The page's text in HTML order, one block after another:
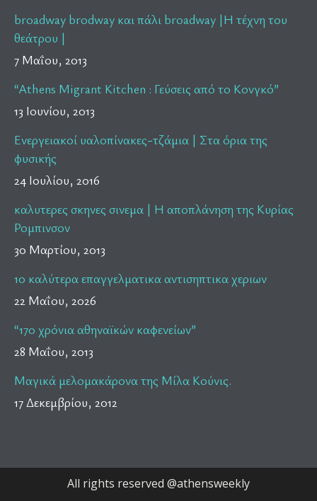
broadway brodway και πάλι broadway |Η τέχνη του
θεάτρου |
7 Μαΐου, 2013
“Athens Migrant Kitchen : Γεύσεις από το Κονγκό”
13 Ιουνίου, 2013
Ενεργειακοί υαλοπίνακες-τζάμια | Στα όρια της
φυσικής
24 Ιουλίου, 2016
καλυτερες σκηνες σινεμα | Η αποπλάνηση της Κυρίας
Ρομπινσον
30 Μαρτίου, 2013
10 καλύτερα επαγγελματικα αντισηπτικα χεριων
22 Μαΐου, 2026
“170 χρόνια αθηναϊκών καφενείων”
28 Μαΐου, 2013
Μαγικά μελομακάρονα της Μίλα Κούνις.
17 Δεκεμβρίου, 2012
All rights reserved @athensweekly